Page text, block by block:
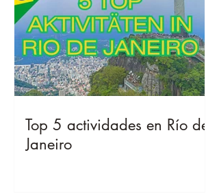
Top 5 actividades en Río de
Janeiro